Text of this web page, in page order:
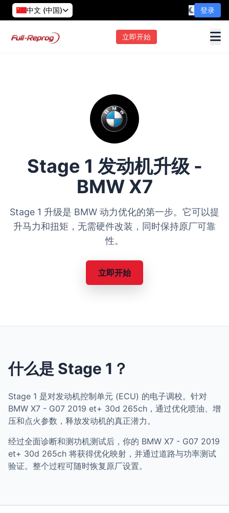
中文 (中国) 登录
立即开始
Stage 1 发动机升级 -
BMW X7
Stage 1 升级是 BMW 动力优化的第一步。它可以提
升马力和扭矩，无需硬件改装，同时保持原厂可靠
性。
立即开始
什么是 Stage 1？
Stage 1 是对发动机控制单元 (ECU) 的电子调校。针对
BMW X7 - G07 2019 et+ 30d 265ch，通过优化喷油、增
压和点火参数，释放发动机的真正潜力。
经过全面诊断和测功机测试后，你的 BMW X7 - G07 2019
et+ 30d 265ch 将获得优化映射，并通过道路与功率测试
验证。整个过程可随时恢复原厂设置。